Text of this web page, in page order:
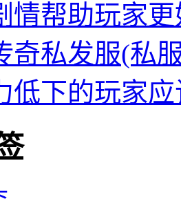
情帮助玩家
奇私发服(私
低下的玩家